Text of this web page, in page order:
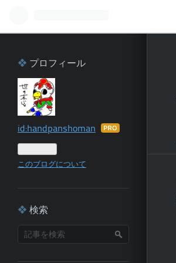
プロフィール
id:handpanshoman
はて
このブログについて
検索